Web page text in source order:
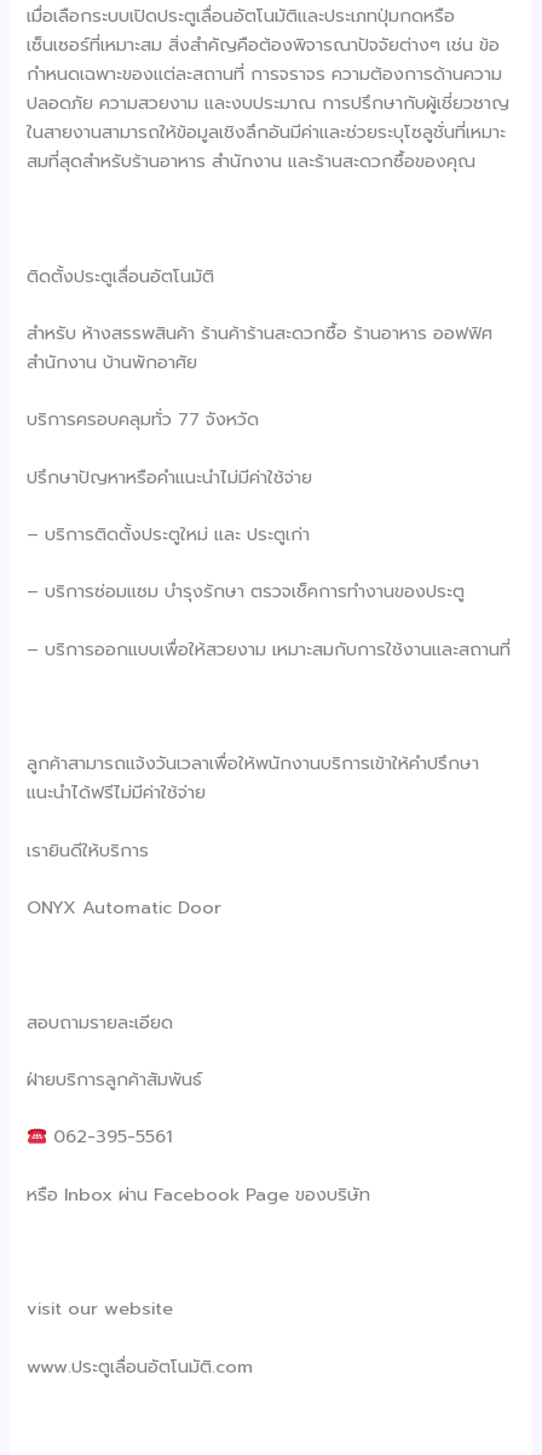
เมื่อเลือกระบบเปิดประตูเลื่อนอัตโนมัติและประเภทปุ่มกดหรือ
เซ็นเซอร์ที่เหมาะสม สิ่งสำคัญคือต้องพิจารณาปัจจัยต่างๆ เช่น ข้อ
กำหนดเฉพาะของแต่ละสถานที่ การจราจร ความต้องการด้านความ
ปลอดภัย ความสวยงาม และงบประมาณ การปรึกษากับผู้เชี่ยวชาญ
ในสายงานสามารถให้ข้อมูลเชิงลึกอันมีค่าและช่วยระบุโซลูชั่นที่เหมาะ
สมที่สุดสำหรับร้านอาหาร สำนักงาน และร้านสะดวกซื้อของคุณ
ติดตั้งประตูเลื่อนอัตโนมัติ
สำหรับ ห้างสรรพสินค้า ร้านค้าร้านสะดวกซื้อ ร้านอาหาร ออฟฟิศ
สำนักงาน บ้านพักอาศัย
บริการครอบคลุมทั่ว 77 จังหวัด
ปรึกษาปัญหาหรือคำแนะนำไม่มีค่าใช้จ่าย
– บริการติดตั้งประตูใหม่ และ ประตูเก่า
– บริการซ่อมแซม บำรุงรักษา ตรวจเช็คการทำงานของประตู
– บริการออกแบบเพื่อให้สวยงาม เหมาะสมกับการใช้งานและสถานที่
ลูกค้าสามารถแจ้งวันเวลาเพื่อให้พนักงานบริการเข้าให้คำปรึกษา
แนะนำได้ฟรีไม่มีค่าใช้จ่าย
เรายินดีให้บริการ
ONYX Automatic Door
สอบถามรายละเอียด
ฝ่ายบริการลูกค้าสัมพันธ์
062-395-5561
หรือ Inbox ผ่าน Facebook Page ของบริษัท
visit our website
www.ประตูเลื่อนอัตโนมัติ.com